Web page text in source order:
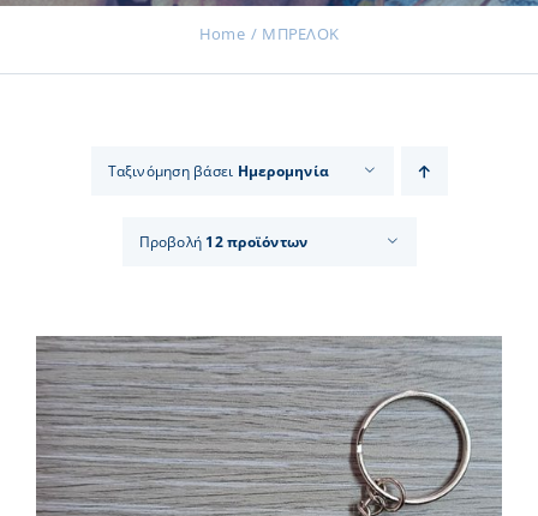
Επικοινωνία
Εισφορές
Home ΜΠΡΕΛΟΚ
Ταξινόμηση βάσει Ημερομηνία
Προβολή 12 προϊόντων